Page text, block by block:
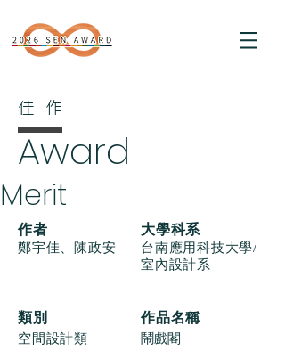
佳作
Award
Merit
​作者 大學科系
鄭宇佳、陳政安
台南應用科技大學/
室內設計系
類別 作品名稱
空間設計類 鬧戲閣